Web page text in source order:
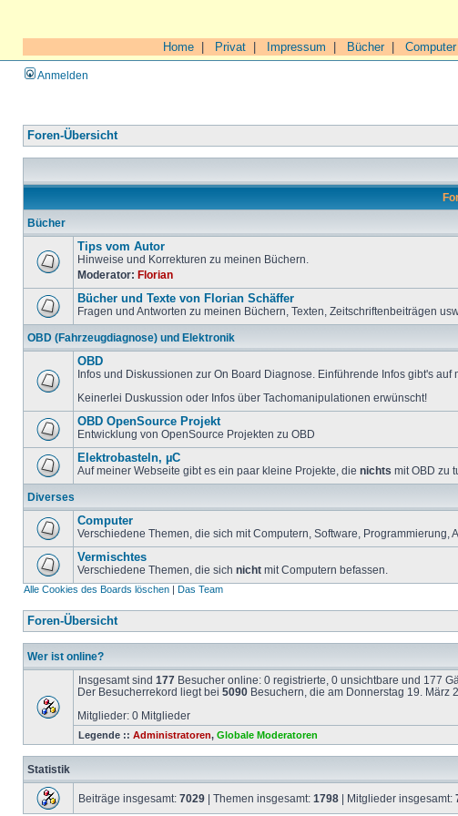
Home Privat Impressum Bücher| Computer
Anmelden
Foren-Übersicht
Bücher
Tips vom Autor
Hinweise und Korrekturen zu meinen Büchern.
Moderator: Florian
Bücher und Texte von Florian Schäffer
Fragen und Antworten zu meinen Büchern, Texten, Zeitschriftenbeiträgen
OBD (Fahrzeugdiagnose) und Elektronik
OBD
Infos und Diskussionen zur On Board Diagnose. Einführende Infos gibt's auf
Keinerlei Duskussion oder Infos über Tachomanipulationen erwünscht!
OBD OpenSource Projekt
Entwicklung von OpenSource Projekten zu OBD
Elektrobasteln, µC
Auf meiner Webseite gibt es ein paar kleine Projekte, die nichts mit OBD zu
Diverses
Computer
Verschiedene Themen, die sich mit Computern, Software, Programmierung,
Vermischtes
Verschiedene Themen, die sich nicht mit Computern befassen.
Alle Cookies des Boards löschen | Das Team
Foren-Übersicht
Wer ist online?
Insgesamt sind 177 Besucher online: 0 registrierte, 0 unsichtbare und 177
Der Besucherrekord liegt bei 5090 Besuchern, die am Donnerstag 19. März
Mitglieder: 0 Mitglieder
Legende :: Administratoren, Globale Moderatoren
Statistik
Beiträge insgesamt: 7029 | Themen insgesamt: 1798 | Mitglieder insgesamt: